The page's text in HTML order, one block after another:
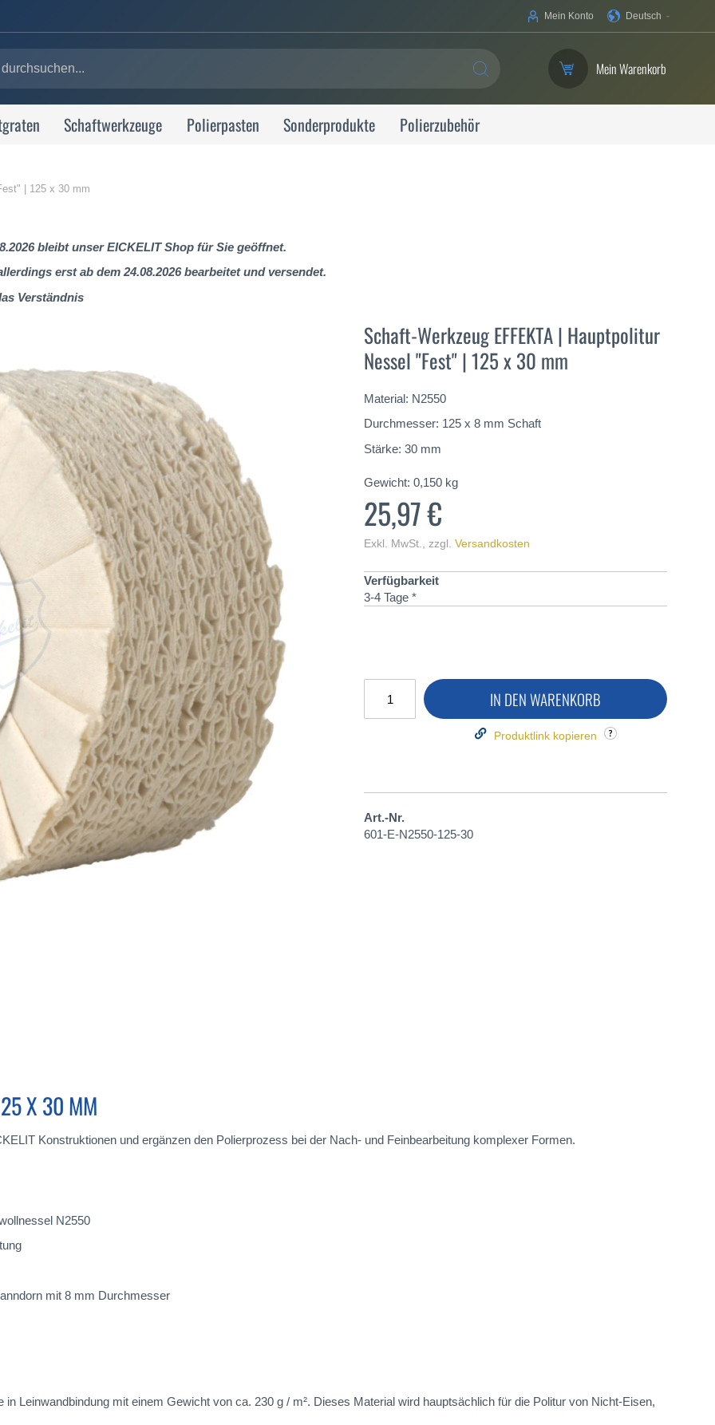
Ihre
Deutsch
Mein Konto
SUCHE Mein Warenkorb
Schaftwerkzeuge Polierpasten Sonderprodukte Polierzubehör
| 125 x 30 mm
bleibt unser EICKELIT Shop für Sie geöffnet.
erst ab dem 24.08.2026 bearbeitet und versendet.
Verständnis
Schaft-Werkzeug EFFEKTA | Hauptpolitur
Nessel "Fest" | 125 x 30 mm
Material: N2550
Durchmesser: 125 x 8 mm Schaft
Stärke: 30 mm
Gewicht: 0,150 kg
25,97 €
Exkl. MwSt. zzgl. Versandkosten
Verfügbarkeit
3-4 Tage *
IN DEN WARENKORB
Produktlink kopieren
Art.-Nr.
601-E-N2550-125-30
X 30 MM
Konstruktionen und ergänzen den Polierprozess bei der Nach- und Feinbearbeitung komplexer Formen.
N2550
mit 8 mm Durchmesser
Leinwandbindung mit einem Gewicht von ca. 230 g / m². Dieses Material wird hauptsächlich für die Politur von Nicht-Eisen,